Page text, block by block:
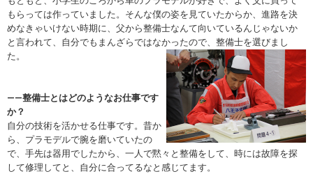
もらっては作っていました。そんな僕の姿を見ていたからか、進路を決
めなきゃいけない時期に、父から整備士なんて向いているんじゃないか
と言われて、自分でもまんざらではなかったので、整備士を選びまし
た。
――整備士とはどのようなお仕事です
か？
自分の技術を活かせる仕事です。昔か
ら、プラモデルで腕を磨いていたの
で、手先は器用でしたから、一人で黙々と整備をして、時には故障を探
して修理してと、自分に合ってるなと感じてます。